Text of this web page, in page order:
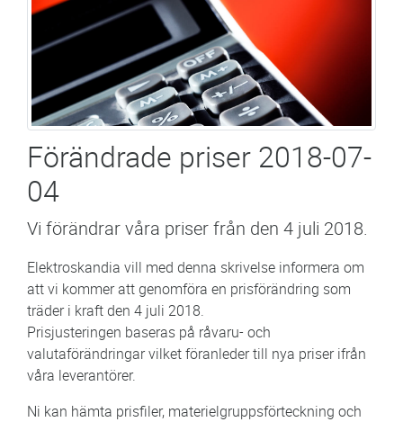
Förändrade priser 2018-07-
04
Vi förändrar våra priser från den 4 juli 2018.
Elektroskandia vill med denna skrivelse informera om
att vi kommer att genomföra en prisförändring som
träder i kraft den 4 juli 2018.
Prisjusteringen baseras på råvaru- och
valutaförändringar vilket föranleder till nya priser ifrån
våra leverantörer.
Ni kan hämta prisfiler, materielgruppsförteckning och